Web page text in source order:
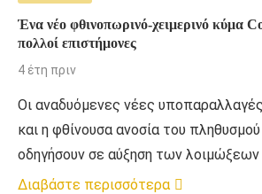
Ένα νέο φθινοπωρινό-χειμερινό κύμα
πολλοί επιστήμονες
4 έτη πριν
Οι αναδυόμενες νέες
και η φθίνουσα ανοσία του πληθυσμού
οδηγήσουν σε αύξηση των λοιμώξεων
Διαβάστε περισσότερα